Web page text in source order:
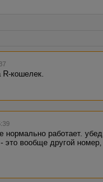
R-кошелек.
нормально работает.
вообще другой